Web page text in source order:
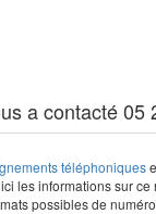
a contacté 05
téléphoniques
les informations sur
possibles de